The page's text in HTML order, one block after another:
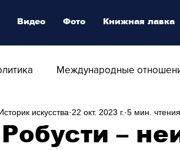
Международные
Аналитика Наука и Технологии
–
искусства 22 окт. 2023 г. 5 мин. чтения
Видео Фото Книжная лавка